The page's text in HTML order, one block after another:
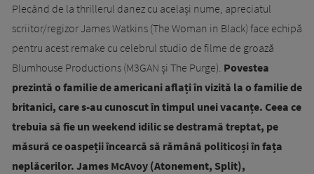
Plecând de la thrillerul danez cu același nume, apreciatul
scriitor/regizor James Watkins (The Woman in Black) face echipă
pentru acest remake cu celebrul studio de filme de groază
Blumhouse Productions (M3GAN și The Purge). Povestea
prezintă o familie de americani aflați în vizită la o familie de
britanici, care s-au cunoscut în timpul unei vacanțe. Ceea ce
trebuia să fie un weekend idilic se destramă treptat, pe
măsură ce oaspeții încearcă să rămână politicoși în fața
neplăcerilor. James McAvoy (Atonement, Split),